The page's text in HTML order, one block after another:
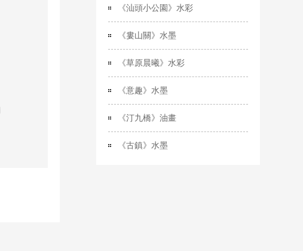
《汕頭小公園》水彩
《婁山關》水墨
《草原晨曦》水彩
《意趣》水墨
《汀九橋》油畫
《古鎮》水墨